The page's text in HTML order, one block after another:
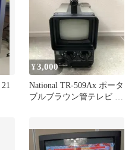
¥3,000
National TR-509Ax ポータ
ブルブラウン管テレビ 本